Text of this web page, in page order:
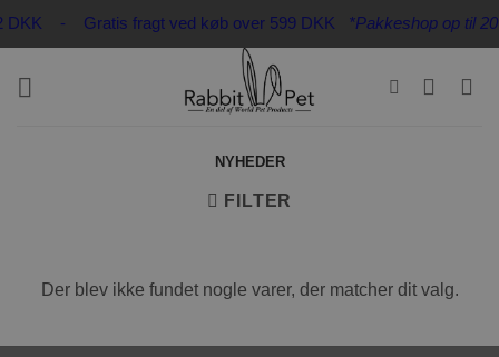
Fortsæt
DKK - Gratis fragt ved køb over 599 DKK *Pakkeshop op til 20
NYHEDER
FILTER
Der blev ikke fundet nogle varer, der matcher dit valg.